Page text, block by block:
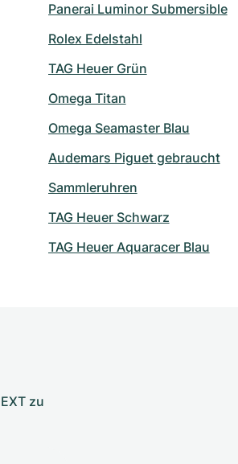
Panerai Luminor Submersible
Rolex Edelstahl
TAG Heuer Grün
Omega Titan
Omega Seamaster Blau
Audemars Piguet gebraucht
Sammleruhren
TAG Heuer Schwarz
TAG Heuer Aquaracer Blau
zu